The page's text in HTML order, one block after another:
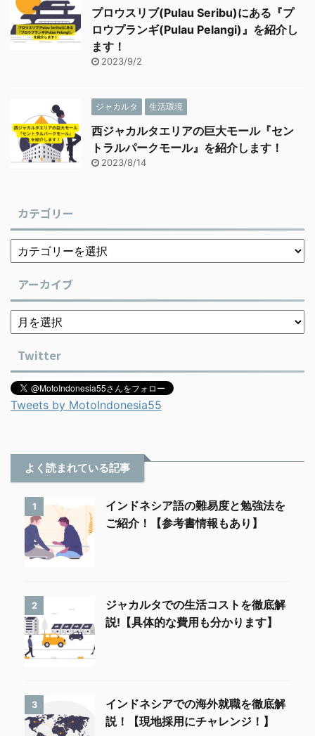
プロウスリブ(Pulau Seribu)にある『プ
ロウプランギ(Pulau Pelangi)』を紹介し
ます！
2023/9/2
ジャカルタ 生活環境
西ジャカルタエリアの巨大モール『セン
トラルパークモール』を紹介します！
2023/8/14
カテゴリー
アーカイブ
Twitter
Tweets by MotoIndonesia55
よく読まれている記事
1
インドネシア語の難易度と勉強法を
ご紹介！【参考書情報もあり】
2
ジャカルタでの生活コストを徹底解
説!【具体的な費用も分かります】
3
インドネシアでの海外就職を徹底解
説！【現地採用にチャレンジ！】